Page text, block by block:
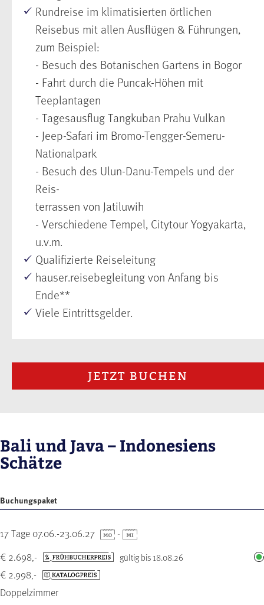
Rundreise im klimatisierten örtlichen
Reisebus mit allen Ausflügen & Führungen,
zum Beispiel:
- Besuch des Botanischen Gartens in Bogor
- Fahrt durch die Puncak-Höhen mit
Teeplantagen
- Tagesausflug Tangkuban Prahu Vulkan
- Jeep-Safari im Bromo-Tengger-Semeru-
Nationalpark
- Besuch des Ulun-Danu-Tempels und der
Reis-
terrassen von Jatiluwih
- Verschiedene Tempel, Citytour Yogyakarta,
u.v.m.
Qualifizierte Reiseleitung
hauser.reisebegleitung von Anfang bis
Ende**
Viele Eintrittsgelder.
JETZT BUCHEN
Bali und Java – Indonesiens
Schätze
Buchungspaket
17 Tage 07.06.-23.06.27 -
Doppelzimmer
€ 2.698,- gültig bis 18.08.26
€ 2.998,-